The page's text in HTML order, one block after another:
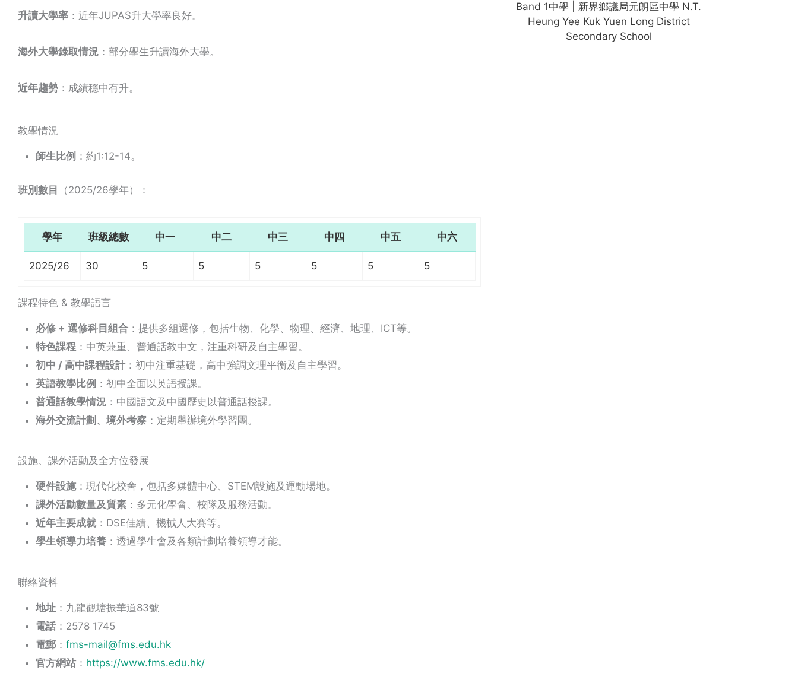
升讀大學率 ：近年JUPAS升大學率良好。
海外大學錄取情況 ：部分學生升讀海外大學。
近年趨勢 ：成績穩中有升。
教學情況
師生比例 ：約1:12-14。
班別數目 （2025/26學年）：
學年 班級總數 中一 中二 中三 中四 中五 中六
2025/26 30 5 5 5 5 5 5
課程特色 & 教學語言
必修 + 選修科目組合 ：提供多組選修，包括生物、化學、物理、經濟、地理、ICT等。
特色課程 ：中英兼重、普通話教中文，注重科研及自主學習。
初中 / 高中課程設計 ：初中注重基礎，高中強調文理平衡及自主學習。
英語教學比例 ：初中全面以英語授課。
普通話教學情況 ：中國語文及中國歷史以普通話授課。
海外交流計劃、境外考察 ：定期舉辦境外學習團。
設施、課外活動及全方位發展
硬件設施：現代化校舍，包括多媒體中心、STEM設施及運動場地。
課外活動數量及質素 ：多元化學會、校隊及服務活動。
近年主要成就 ：DSE佳績、機械人大賽等。
學生領導力培養 ：透過學生會及各類計劃培養領導才能。
聯絡資料
地址 ：九龍觀塘振華道83號
電話 ：2578 1745
電郵 ： fms-mail@fms.edu.hk
官方網站 ： https://www.fms.edu.hk/
Band 1中學 | 新界鄉議局元朗區中學 N.T.
Heung Yee Kuk Yuen Long District
Secondary School